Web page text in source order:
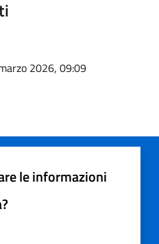
2026, 09:09
le informazioni